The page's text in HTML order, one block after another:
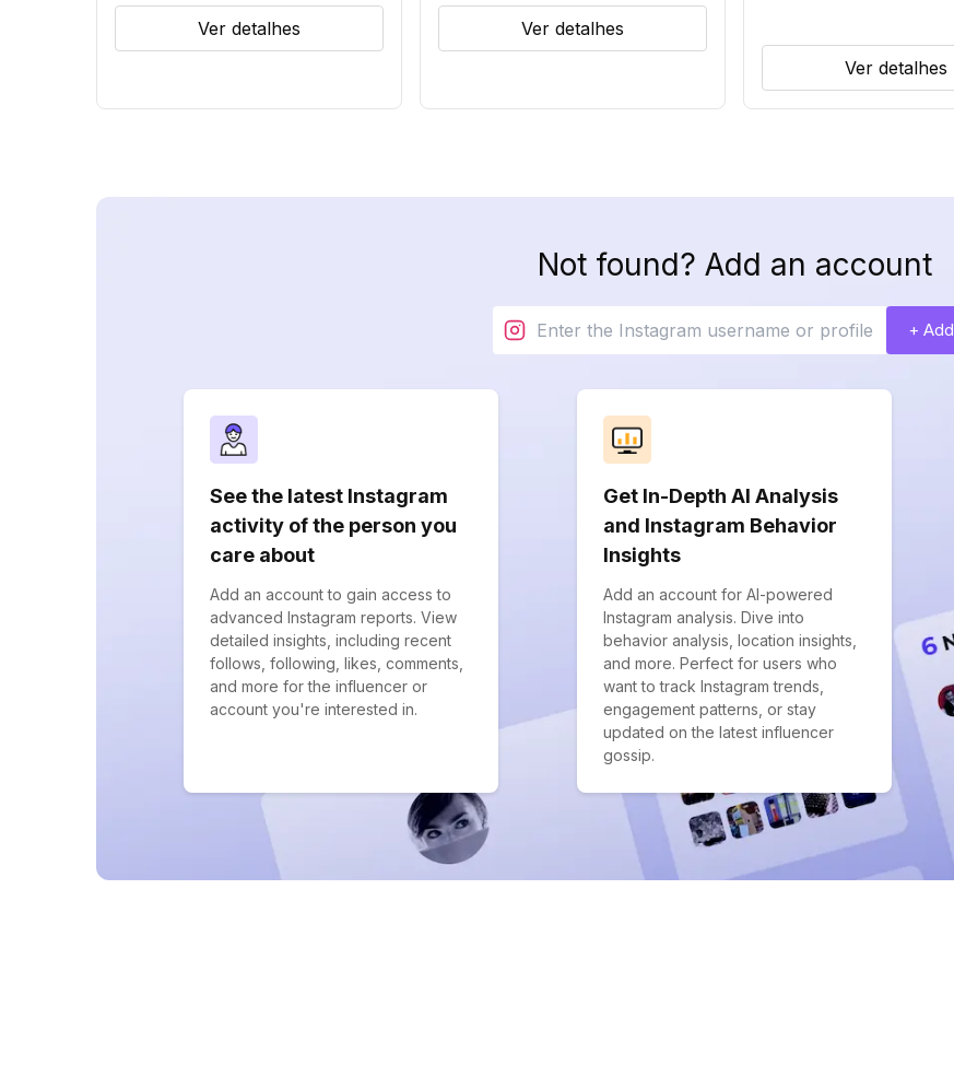
Ver detalhes Ver detalhes
Ver detalhes
Not found? Add an account
+ Add
See the latest Instagram
activity of the person you
care about
Add an account to gain access to
advanced Instagram reports. View
detailed insights, including recent
follows, following, likes, comments,
and more for the influencer or
account you're interested in.
Get In-Depth AI Analysis
and Instagram Behavior
Insights
Add an account for AI-powered
Instagram analysis. Dive into
behavior analysis, location insights,
and more. Perfect for users who
want to track Instagram trends,
engagement patterns, or stay
updated on the latest influencer
gossip.